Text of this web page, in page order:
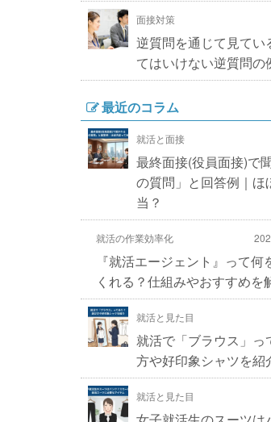
面接対策
逆質問を通じて見てい
てはいけない逆質問の
最近のコラム
就活と面接
最終面接(役員面接)で
の質問」と回答例｜ほ
当？
就活の作業効率化
『就活エージェント』って何
くれる？仕組みやおすすめを
就活と見た目
就活で「ブラウス」っ
方や好印象シャツを紹
就活と見た目